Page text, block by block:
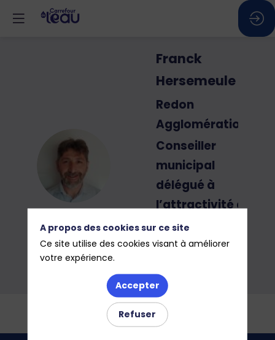
FH
Franck
Hersemeule
Redon
Agglomération
Conseiller
municipal
délégué à
l’attractivité du
centre-ville -
Délégué
A propos des cookies sur ce site
Ce site utilise des cookies visant à améliorer
votre expérience.
Accepter
Refuser